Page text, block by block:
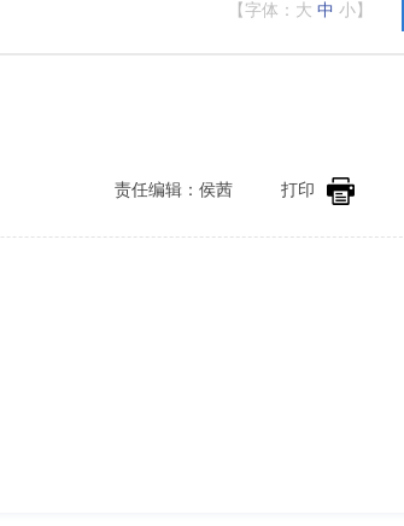
【字体： 大 中 小 】
打印
责任编辑：侯茜